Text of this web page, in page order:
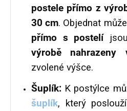
postele přímo z
30 cm. Objednat
přímo s postelíjsou
výrobě nahrazeny
zvolené výšce.
Šuplík: K postýlce
šuplík, který